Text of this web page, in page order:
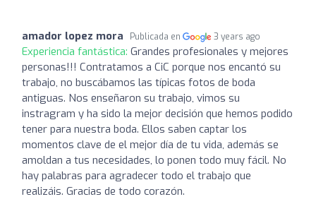
amador lopez mora Publicada en 3 years ago
Experiencia fantástica: Grandes profesionales y mejores
personas!!! Contratamos a CiC porque nos encantó su
trabajo, no buscábamos las típicas fotos de boda
antiguas. Nos enseñaron su trabajo, vimos su
instragram y ha sido la mejor decisión que hemos podido
tener para nuestra boda. Ellos saben captar los
momentos clave de el mejor día de tu vida, además se
amoldan a tus necesidades, lo ponen todo muy fácil. No
hay palabras para agradecer todo el trabajo que
realizáis. Gracias de todo corazón.